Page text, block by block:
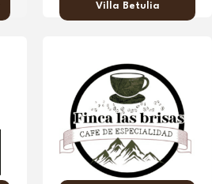
Villa Betulia